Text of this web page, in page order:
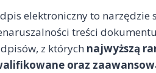
elektroniczny to narzędzie
treści
z których najwyższą
oraz